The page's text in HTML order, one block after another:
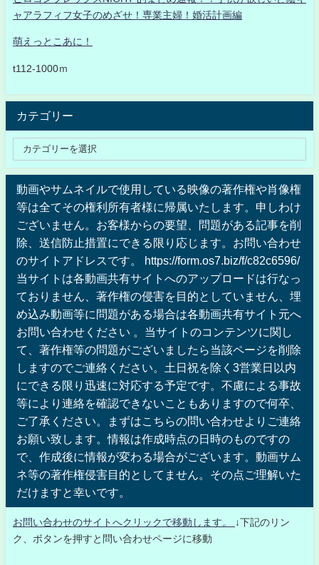
ャアラフィフ女子のめざせ！専業主婦！婚活計画編
萌えっとこあに！
t112-1000ｍ
カテゴリー
動画やサムネイルで使用している映像の著作権や肖像権
等は全てその権利所有者様に帰属いたします。申しわけ
ございません。お客様からの要望、問題がある記事を削
除、送信防止措置にできる限り応じます。お問い合わせ
のサイトアドレスです。 https://form.os7.biz/f/c82c6596/
当サイトは各動画共有サイトへのアップロードは行なっ
ておりません、著作権の侵害を目的としていません、埋
め込み動画等に問題がある場合は各動画共有サイト元へ
お問い合わせください 。当サイトのコンテンツに関し
て、著作権等の問題がございましたら当該ページを削除
しますのでご連絡ください。土日祝を除く3営業日以内
にできる限り迅速に対応する予定です。不慮による事故
等により連絡を確認できないこともありますので何卒、
ご了承ください。まずはこちらの問い合わせよりご連絡
お願い致します。情報は作成時点の日時のものですの
で、作成後に情報が変わる場合がございます。動画サム
ネ等の著作権侵害目的としてません。その点ご理解いた
だけますと幸いです。
お問い合わせのサイトへクリックで移動します。
↓下記のリン
ク、ボタンを押すと問い合わせページに移動